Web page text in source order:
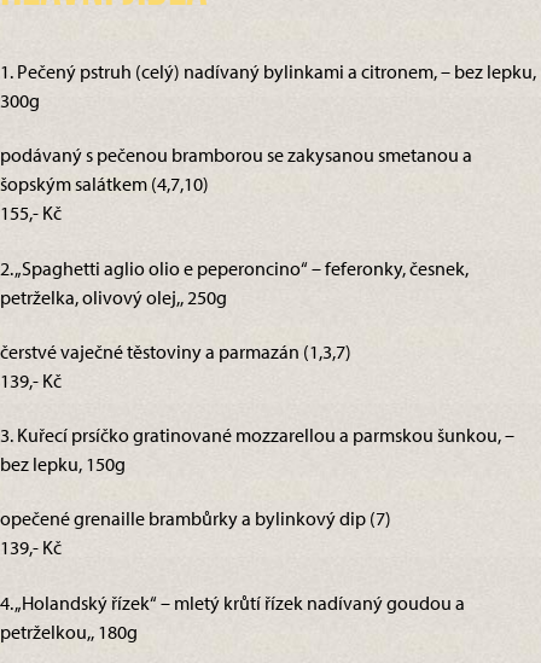
1. Pečený pstruh (celý) nadívaný bylinkami a citronem, – bez lepku,
300g
podávaný s pečenou bramborou se zakysanou smetanou a
šopským salátkem (4,7,10)
155,- Kč
2. „Spaghetti aglio olio e peperoncino“ – feferonky, česnek,
petrželka, olivový olej,, 250g
čerstvé vaječné těstoviny a parmazán (1,3,7)
139,- Kč
3. Kuřecí prsíčko gratinované mozzarellou a parmskou šunkou, –
bez lepku, 150g
opečené grenaille brambůrky a bylinkový dip (7)
139,- Kč
4. „Holandský řízek“ – mletý krůtí řízek nadívaný goudou a
petrželkou,, 180g